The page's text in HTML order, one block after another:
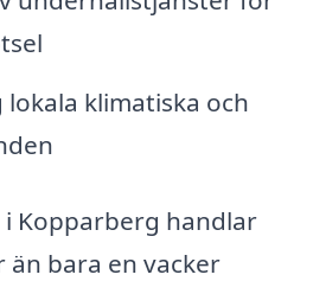
klimatiska och
Kopparberg handlar
än bara en vacker